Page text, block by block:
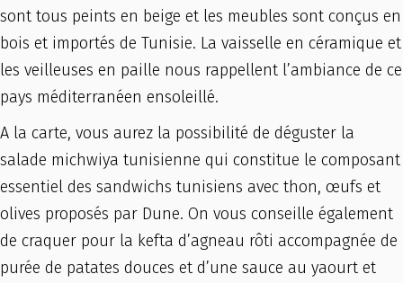
sont tous peints en beige et les meubles sont conçus en
bois et importés de Tunisie. La vaisselle en céramique et
les veilleuses en paille nous rappellent l’ambiance de ce
pays méditerranéen ensoleillé.
A la carte, vous aurez la possibilité de déguster la
salade michwiya tunisienne qui constitue le composant
essentiel des sandwichs tunisiens avec thon, œufs et
olives proposés par Dune. On vous conseille également
de craquer pour la kefta d’agneau rôti accompagnée de
purée de patates douces et d’une sauce au yaourt et